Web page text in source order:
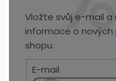
Vložte svůj e-mail
informace o
shopu.
E-mail